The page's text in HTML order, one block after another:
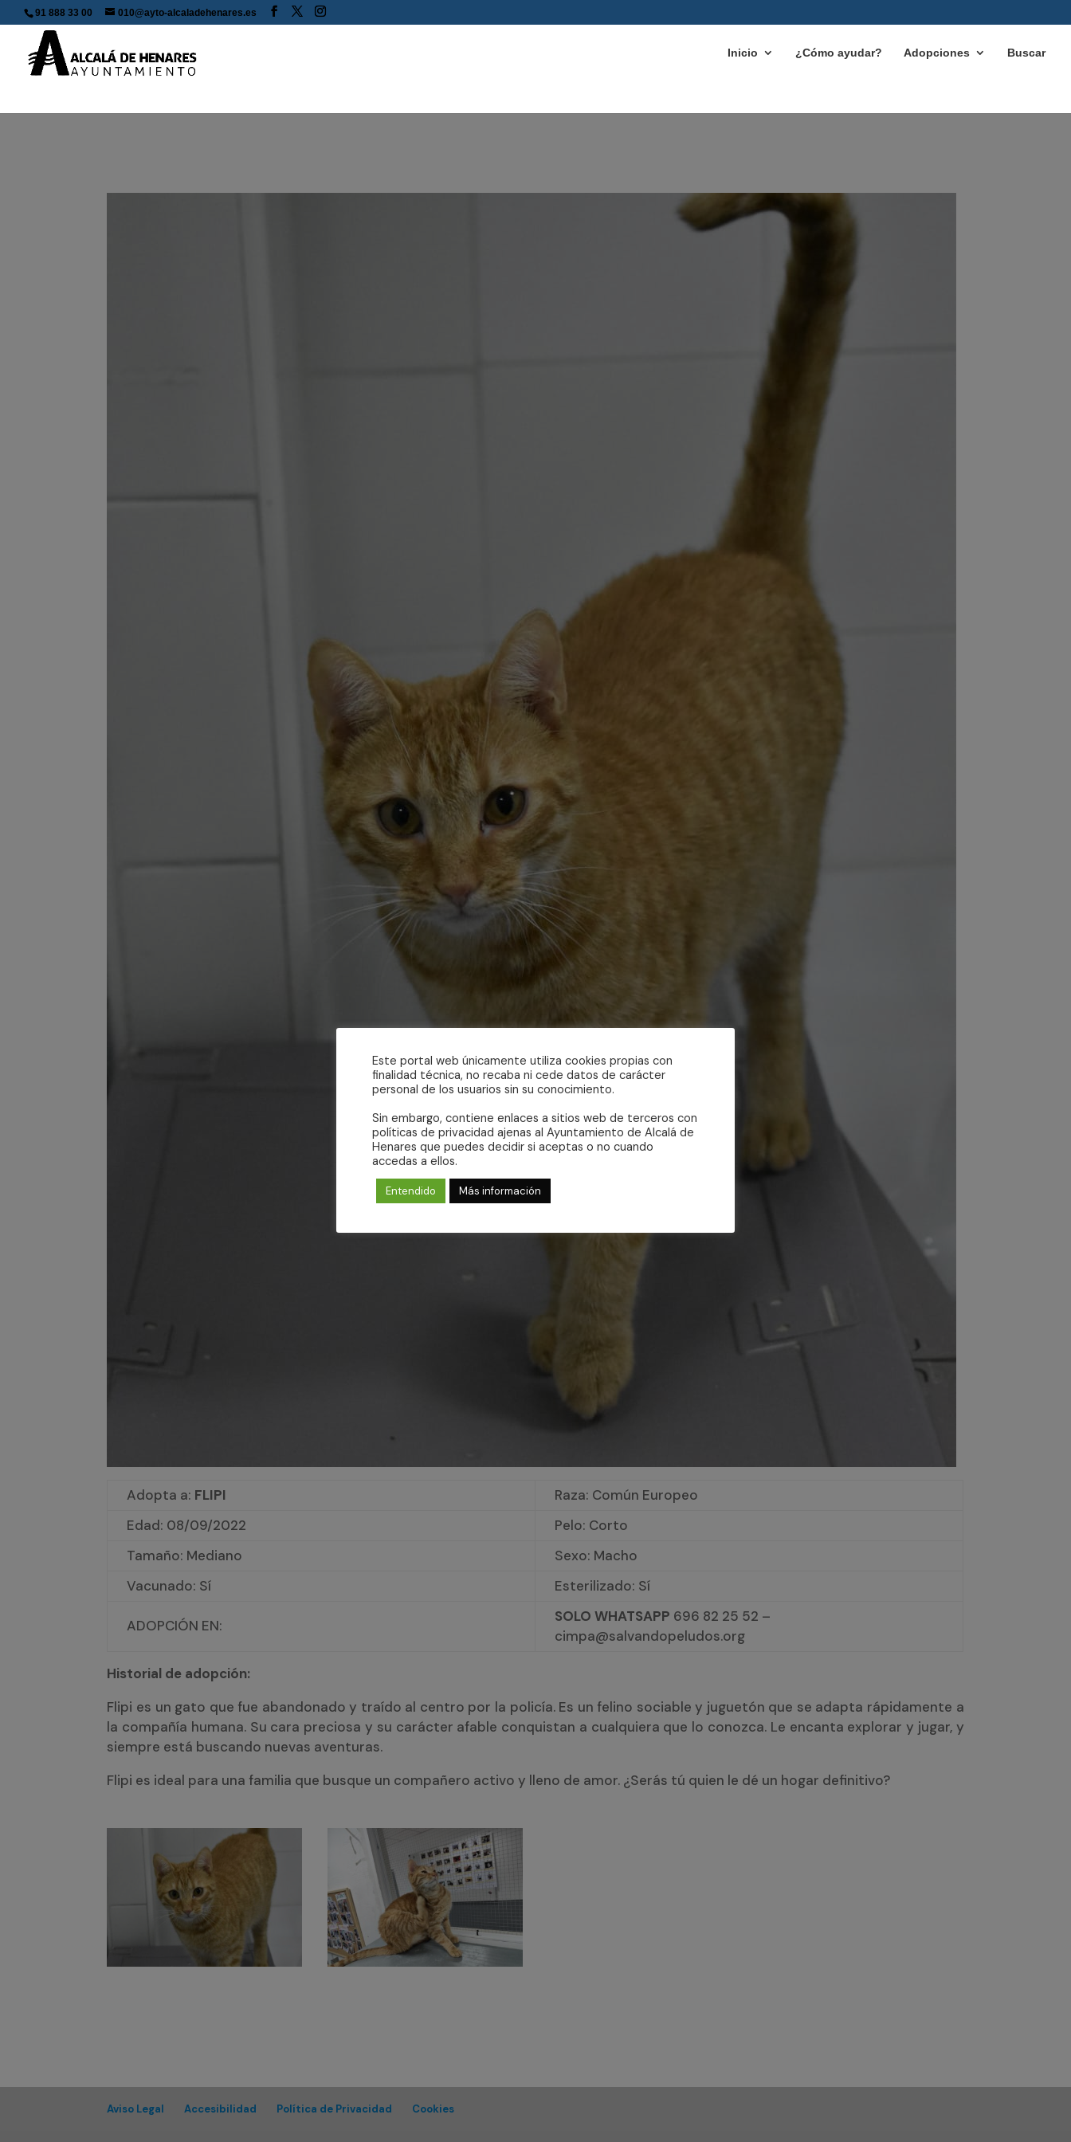
91 888 33 00 010@ayto-alcaladehenares.es
Inicio ¿Cómo ayudar? Adopciones Buscar
Adopta a: FLIPI
Raza: Común Europeo
Edad: 08/09/2022
Pelo: Corto
Tamaño: Mediano
Sexo: Macho
Vacunado: Sí
Esterilizado: Sí
ADOPCIÓN EN:
SOLO WHATSAPP 696 82 25 52 –
cimpa@salvandopeludos.org
Historial de adopción:
Flipi es un gato que fue abandonado y traído al centro por la policía. Es un felino sociable y juguetón que se adapta rápidamente a
la compañía humana. Su cara preciosa y su carácter afable conquistan a cualquiera que lo conozca. Le encanta explorar y jugar, y
siempre está buscando nuevas aventuras.
Flipi es ideal para una familia que busque un compañero activo y lleno de amor. ¿Serás tú quien le dé un hogar definitivo?
Aviso Legal Accesibilidad Política de Privacidad Cookies
Este portal web únicamente utiliza cookies propias con
finalidad técnica, no recaba ni cede datos de carácter
personal de los usuarios sin su conocimiento.
Sin embargo, contiene enlaces a sitios web de terceros con
políticas de privacidad ajenas al Ayuntamiento de Alcalá de
Henares que puedes decidir si aceptas o no cuando
accedas a ellos.
Entendido Más información